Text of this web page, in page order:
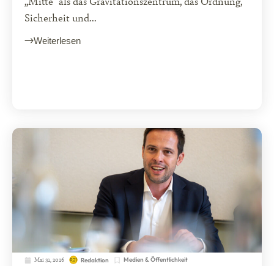
Sicherheit und...
Weiterlesen
Mai 31, 2026 Redaktion Medien & Öffentlichkeit